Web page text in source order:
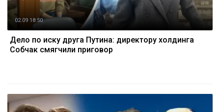
02.09 18:50
Дело по иску друга Путина: директору холдинга
Собчак смягчили приговор